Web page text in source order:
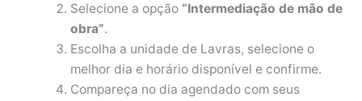
Selecione a opção “Intermediação de mão de
obra”.
Escolha a unidade de Lavras, selecione o
melhor dia e horário disponível e confirme.
Compareça no dia agendado com seus